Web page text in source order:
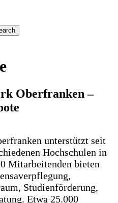
Oberfranken –
unterstützt seit
Hochschulen in
Mitarbeitenden bieten
Studienförderung,
Etwa 25.000